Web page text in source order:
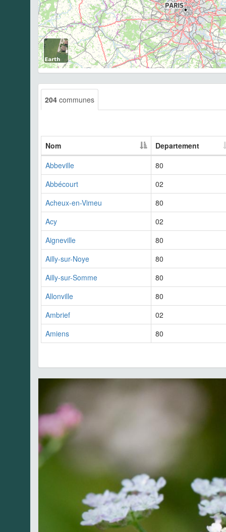
204 communes
Nom
Departement
Abbeville
80
Abbécourt
02
Acheux-en-Vimeu
80
Acy
02
Aigneville
80
Ailly-sur-Noye
80
Ailly-sur-Somme
80
Allonville
80
Ambrief
02
Amiens
80